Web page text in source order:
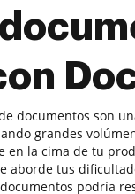
documentos son
grandes
en la cima de tu
aborde tus
podría